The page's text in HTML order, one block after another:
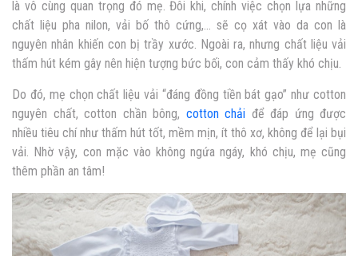
là vô cùng quan trọng đó mẹ. Đôi khi, chính việc chọn lựa những
chất liệu pha nilon, vải bố thô cứng,… sẽ cọ xát vào da con là
nguyên nhân khiến con bị trầy xước. Ngoài ra, nhưng chất liệu vải
thấm hút kém gây nên hiện tượng bức bối, con cảm thấy khó chịu.
Do đó, mẹ chọn chất liệu vải “đáng đồng tiền bát gạo” như cotton
nguyên chất, cotton chần bông, cotton chải để đáp ứng được
nhiều tiêu chí như thấm hút tốt, mềm mịn, ít thô xơ, không để lại bụi
vải. Nhờ vậy, con mặc vào không ngứa ngáy, khó chịu, mẹ cũng
thêm phần an tâm!